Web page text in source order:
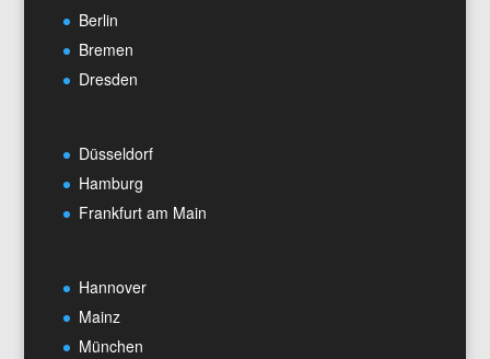
Berlin
Bremen
Dresden
Düsseldorf
Hamburg
Frankfurt am Main
Hannover
Mainz
München